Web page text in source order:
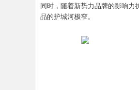
同时，随着新势力品牌的影响
品的护城河极窄。